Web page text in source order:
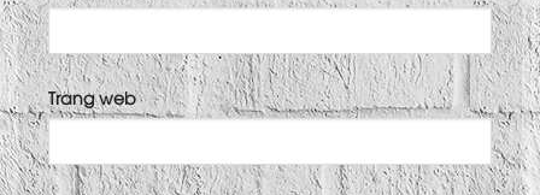
Trang web